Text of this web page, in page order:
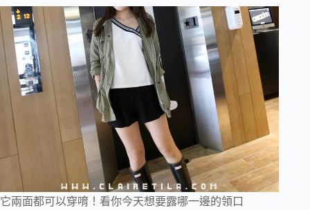
它兩面都可以穿唷！看你今天想要露哪一邊的領口